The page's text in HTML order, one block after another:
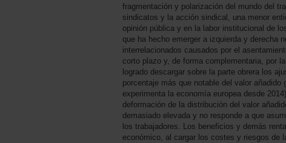
fragmentación y polarización del mundo del
sindicatos y la acción sindical, una menor
opinión pública y en la labor institucional de
que ha hecho emerger a izquierda y derecha
interrelacionados causados por el
corto plazo y, de forma complementaria, por
logrado descargar sobre la parte obrera los
porcentaje más que notable del valor
experimenta la economía europea desde
deformación de la distribución del valor
demasiado elevada y no responde a que
los trabajadores. Los beneficios y demás
económico, al cargar los costes y riesgos de